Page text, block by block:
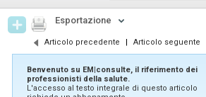
Esportazione
Articolo precedente | Articolo seguente
Benvenuto su EM|consulte, il riferimento dei
professionisti della salute.
L'accesso al testo integrale di questo articolo